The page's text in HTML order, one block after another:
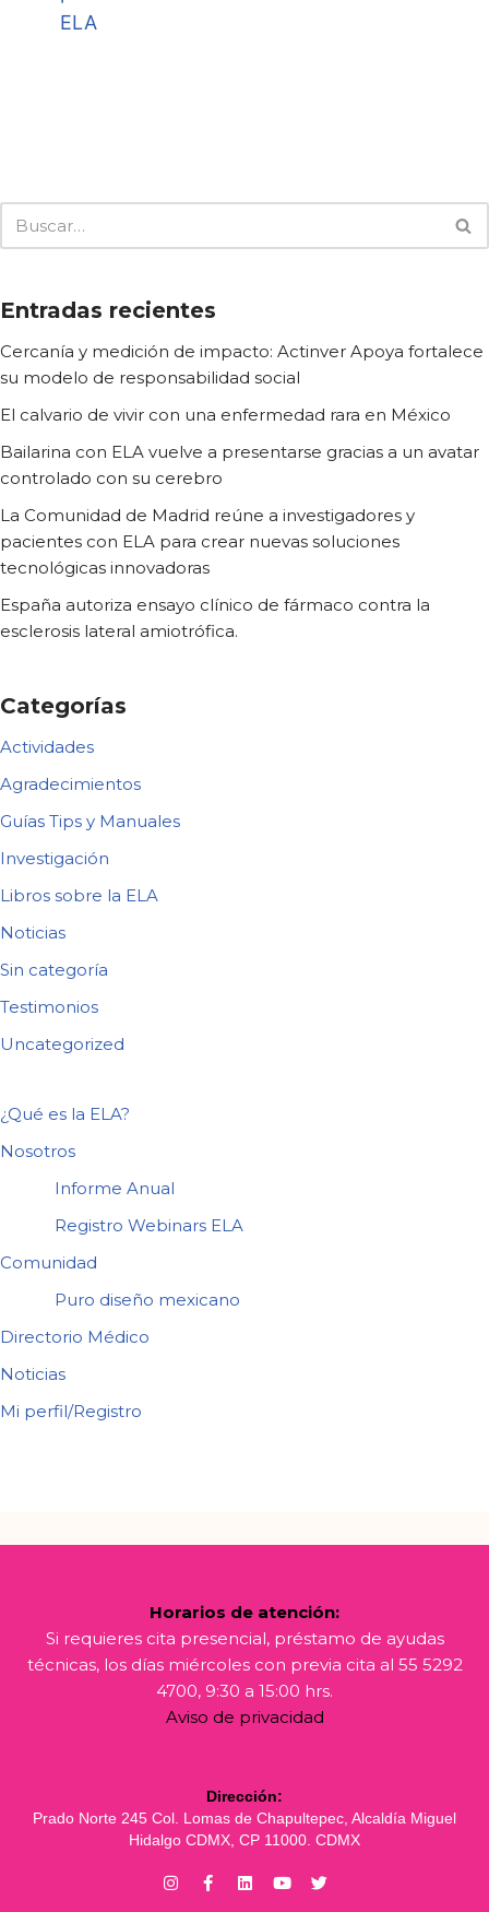
ELA
Entradas recientes
Cercanía y medición de impacto: Actinver Apoya fortalece
su modelo de responsabilidad social
El calvario de vivir con una enfermedad rara en México
Bailarina con ELA vuelve a presentarse gracias a un avatar
controlado con su cerebro
La Comunidad de Madrid reúne a investigadores y
pacientes con ELA para crear nuevas soluciones
tecnológicas innovadoras
España autoriza ensayo clínico de fármaco contra la
esclerosis lateral amiotrófica.
Categorías
Actividades
Agradecimientos
Guías Tips y Manuales
Investigación
Libros sobre la ELA
Noticias
Sin categoría
Testimonios
Uncategorized
¿Qué es la ELA?
Nosotros
Informe Anual
Registro Webinars ELA
Comunidad
Puro diseño mexicano
Directorio Médico
Noticias
Mi perfil/Registro
Horarios de atención:
Si requieres cita presencial, préstamo de ayudas
técnicas, los días miércoles con previa cita al 55 5292
4700, 9:30 a 15:00 hrs.
Aviso de privacidad
Dirección:
Prado Norte 245 Col. Lomas de Chapultepec, Alcaldía Miguel
Hidalgo CDMX, CP 11000. CDMX